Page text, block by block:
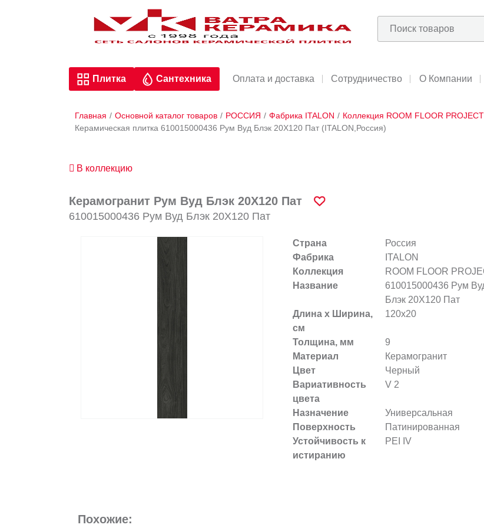
Плитка Сантехника Оплата и доставка Сотрудничество О Компании
Главная / Основной каталог товаров / РОССИЯ / Фабрика ITALON / Коллекция ROOM FLOOR PROJECT
Керамическая плитка 610015000436 Рум Вуд Блэк 20X120 Пат (ITALON,Россия)
В коллекцию
Керамогранит Рум Вуд Блэк 20X120 Пат
610015000436 Рум Вуд Блэк 20X120 Пат
Страна
Россия
Фабрика
ITALON
Коллекция
ROOM FLOOR
Название
610015000436 Рум
Блэк 20X120 Пат
Длина х Ширина,
см
120x20
Толщина, мм
9
Материал
Керамогранит
Цвет
Черный
Вариативность
цвета
V 2
Назначение
Универсальная
Поверхность
Патинированная
Устойчивость к
истиранию
PEI IV
Похожие: